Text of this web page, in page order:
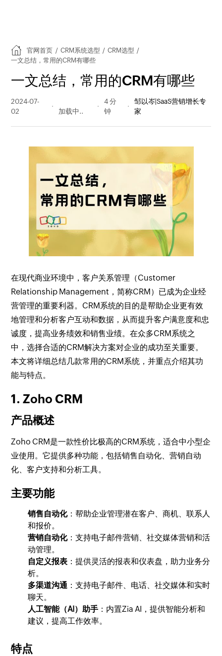
官网首页 / CRM系统选型 / CRM选型 /
一文总结，常用的CRM有哪些
一文总结，常用的CRM有哪些
2024-07-
02
量
4 分
钟
邹以岑|SaaS营销增长专
家
在现代商业环境中，客户关系管理（Customer
Relationship Management，简称CRM）已成为企业经
营管理的重要利器。CRM系统的目的是帮助企业更有效
地管理和分析客户互动和数据，从而提升客户满意度和忠
诚度，提高业务绩效和销售业绩。在众多CRM系统之
中，选择合适的CRM解决方案对企业的成功至关重要。
本文将详细总结几款常用的CRM系统，并重点介绍其功
能与特点。
1. Zoho CRM
产品概述
Zoho CRM是一款性价比极高的CRM系统，适合中小型企
业使用。它提供多种功能，包括销售自动化、营销自动
化、客户支持和分析工具。
主要功能
销售自动化：帮助企业管理潜在客户、商机、联系人
和报价。
营销自动化：支持电子邮件营销、社交媒体营销和活
动管理。
自定义报表 ：提供灵活的报表和仪表盘，助力业务分
析。
多渠道沟通 ：支持电子邮件、电话、社交媒体和实时
聊天。
人工智能（AI）助手 ：内置Zia AI，提供智能分析和
建议，提高工作效率。
特点